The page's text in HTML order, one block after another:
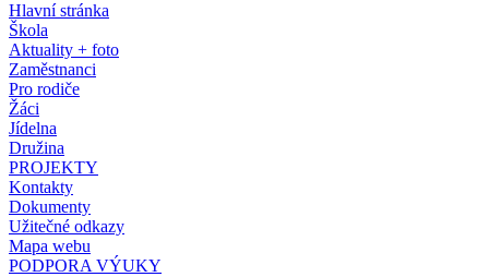
Hlavní stránka
Škola
Aktuality + foto
Zaměstnanci
Pro rodiče
Žáci
Jídelna
Družina
PROJEKTY
Kontakty
Dokumenty
Užitečné odkazy
Mapa webu
PODPORA VÝUKY